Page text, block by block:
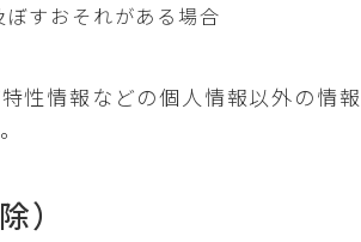
すおそれがある場合
性情報などの個人情報以外の情報
）